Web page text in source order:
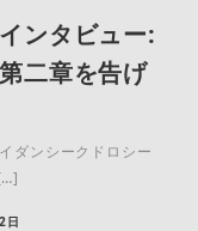
ンタビュー:
二章を告げ
ダンシークドロシー
日